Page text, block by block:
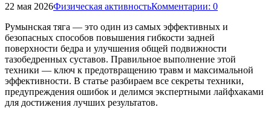
22 мая 2026Физическая активностьКомментарии: 0
Румынская тяга — это один из самых эффективных и
безопасных способов повышения гибкости задней
поверхности бедра и улучшения общей подвижности
тазобедренных суставов. Правильное выполнение этой
техники — ключ к предотвращению травм и максимальной
эффективности. В статье разбираем все секреты техники,
предупреждения ошибок и делимся экспертными лайфхаками
для достижения лучших результатов.